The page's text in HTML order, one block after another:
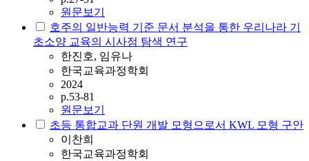
원문보기
호주의 일반능력 기준 문서 분석을 통한 우리나라 기
초소양 교육의 시사점 탐색 연구
한진호, 임유나
한국교육과정학회
2024
p.53-81
원문보기
초등 통합교과 단원 개발 모형으로서 KWL 모형 구안
이찬희
한국교육과정학회